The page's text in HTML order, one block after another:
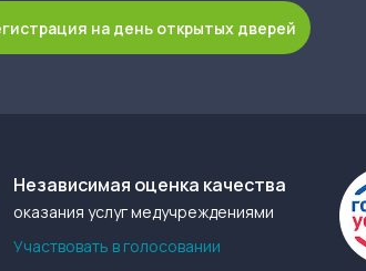
на день открытых дверей
Независимая оценка качества
оказания услуг медучреждениями
Участвовать в голосовании